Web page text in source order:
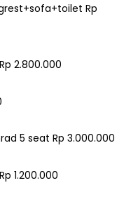
Rp
2.800.000
5 seat Rp 3.000.000
1.200.000